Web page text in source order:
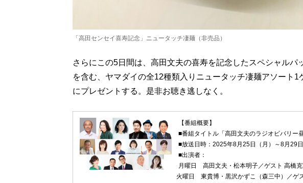
「高田センセイ喜寿記念」ニュータッチ凄麺（非売品）
さらにこの5日間は、高田文夫の喜寿を記念したスペシャルパ
を含む、ヤマダイの全12種類入りニュータッチ凄麺アソート
にプレゼントする。是非お聴き逃しなく。
【番組概要】
■番組タイトル「高田文夫のラジオビバリー昼
■放送日時：2025年8月25日（月）～8月29
■出演者：
月曜日 高田文夫・松本明子／ゲスト 高橋
火曜日 東貴博・黒沢かずこ（森三中）／ゲ